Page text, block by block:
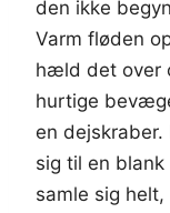
den ikke
Varm fløden
hæld det over
hurtige
en
sig til en blank
samle sig